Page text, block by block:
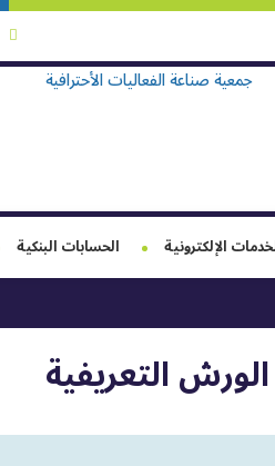
الإلكترونية الحسابات البنكية
الورش التعريفية